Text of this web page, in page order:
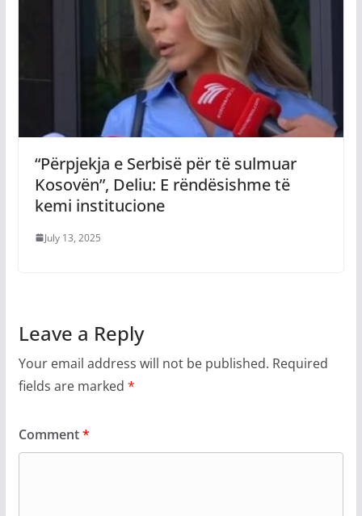
“Përpjekja e Serbisë për të sulmuar
Kosovën”, Deliu: E rëndësishme të
kemi institucione
July 13, 2025
Leave a Reply
Your email address will not be published. Required
fields are marked *
Comment*